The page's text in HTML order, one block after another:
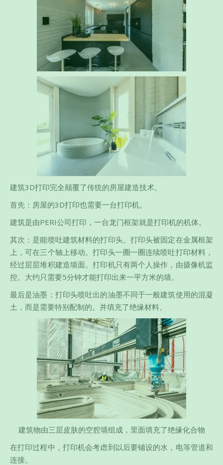
建筑3D打印完全颠覆了传统的房屋建造技术。
首先：房屋的3D打印也需要一台打印机。
建筑是由PERI公司打印，一台龙门框架就是打印机的机体。
其次：是能喷吐建筑材料的打印头。打印头被固定在金属框架
上，可在三个轴上移动。打印头一圈一圈连续喷吐打印材料，
经过层层堆积建造墙面。打印机只有两个人操作，由摄像机监
控。大约只需要5分钟才能打印出来一平方米的墙。
最后是油墨：打印头喷吐出的油墨不同于一般建筑使用的混凝
土，而是需要特别配制的。并填充了绝缘材料。
建筑物由三层皮肤的空腔墙组成，里面填充了绝缘化合物
在打印过程中，打印机会考虑到以后要铺设的水，电等管道和
连接。